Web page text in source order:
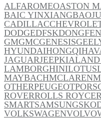
ALFAROMEOASTON
BAIC YINXIANG
CADILLAC
DODGEDFSK
GMGMCGENESIS
HYUNDAIHONGQI
JAGUARJEEPKIALAND
LAMBORGHINILOTUS
MAYBACHMCLAREN
OTHERPEUGEOT
ROVERROLLS ROYCE
SMARTSAMSUNG
VOLKSWAGENVOLVO